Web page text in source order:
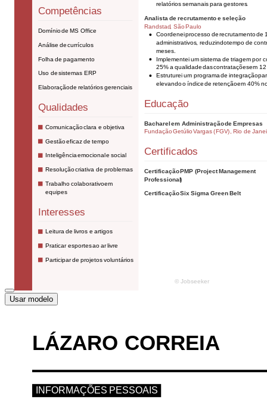
Usar modelo